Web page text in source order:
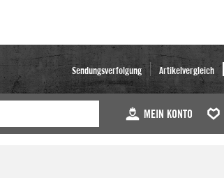
Sendungsverfolgung Artikelvergleich
MEIN KONTO